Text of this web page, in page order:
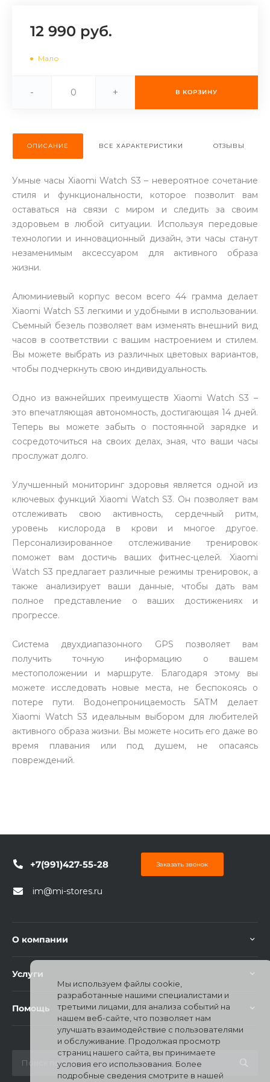
25
раз в 2
раз в 2 недели
Остались вопросы?
8 800 302-02-51
12 990 руб.
Мало
- + В КОРЗИНУ
ОПИСАНИЕ ВСЕ ХАРАКТЕРИСТИКИ ОТЗЫВЫ
Умные часы Xiaomi Watch S3 – невероятное сочетание
стиля и функциональности, которое позволит вам
оставаться на связи с миром и следить за своим
здоровьем в любой ситуации. Используя передовые
технологии и инновационный дизайн, эти часы станут
незаменимым аксессуаром для активного образа
жизни.
Алюминиевый корпус весом всего 44 грамма делает
Xiaomi Watch S3 легкими и удобными в использовании.
Съемный безель позволяет вам изменять внешний вид
часов в соответствии с вашим настроением и стилем.
Вы можете выбрать из различных цветовых вариантов,
чтобы подчеркнуть свою индивидуальность.
Одно из важнейших преимуществ Xiaomi Watch S3 –
это впечатляющая автономность, достигающая 14 дней.
Теперь вы можете забыть о постоянной зарядке и
сосредоточиться на своих делах, зная, что ваши часы
прослужат долго.
Улучшенный мониторинг здоровья является одной из
ключевых функций Xiaomi Watch S3. Он позволяет вам
отслеживать свою активность, сердечный ритм,
уровень кислорода в крови и многое другое.
Персонализированное отслеживание тренировок
поможет вам достичь ваших фитнес-целей. Xiaomi
Watch S3 предлагает различные режимы тренировок, а
также анализирует ваши данные, чтобы дать вам
полное представление о ваших достижениях и
прогрессе.
Система двухдиапазонного GPS позволяет вам
получить точную информацию о вашем
местоположении и маршруте. Благодаря этому вы
можете исследовать новые места, не беспокоясь о
потере пути. Водонепроницаемость 5АТМ делает
Xiaomi Watch S3 идеальным выбором для любителей
активного образа жизни. Вы можете носить его даже во
время плавания или под душем, не опасаясь
повреждений.
+7(991)427-55-28 Заказать звонок
im@mi-stores.ru
О компании
Услуги
Помощь
Мы используем файлы cookie,
разработанные нашими специалистами и
третьими лицами, для анализа событий на
нашем веб-сайте, что позволяет нам
улучшать взаимодействие с пользователями
и обслуживание. Продолжая просмотр
страниц нашего сайта, вы принимаете
условия его использования. Более
подробные сведения смотрите в нашей